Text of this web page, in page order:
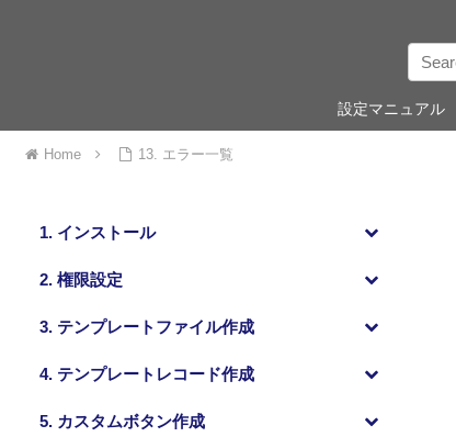
設定マニュアル
Home 13. エラー一覧
1. インストール
2. 権限設定
3. テンプレートファイル作成
4. テンプレートレコード作成
5. カスタムボタン作成